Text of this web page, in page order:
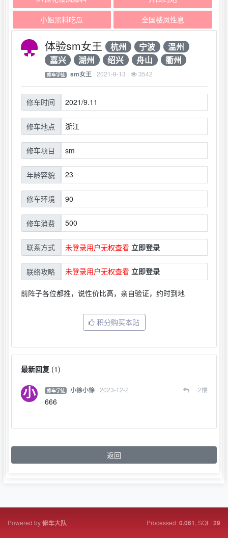
小姐黑料吃瓜 全国楼凤性息
体验sm女王 杭州 宁波
温州
嘉兴
湖州 绍兴 舟山 衢州
修车学徒 sm女王 2021-9-13 3542
修车时间 2021/9.11
修车地点 浙江
修车项目 sm
年龄容貌 23
修车环境 90
修车消费 500
联系方式 未登录用户无权查看 立即登录
联络攻略 未登录用户无权查看 立即登录
前阵子各位都推，说性价比高，亲自验证，约时到地
积分购买本贴
最新回复(1)
修车学徒 小徐小徐 2023-12-2 2楼
666
返回
Powered by修车大队 Processed:0.061, SQL:29